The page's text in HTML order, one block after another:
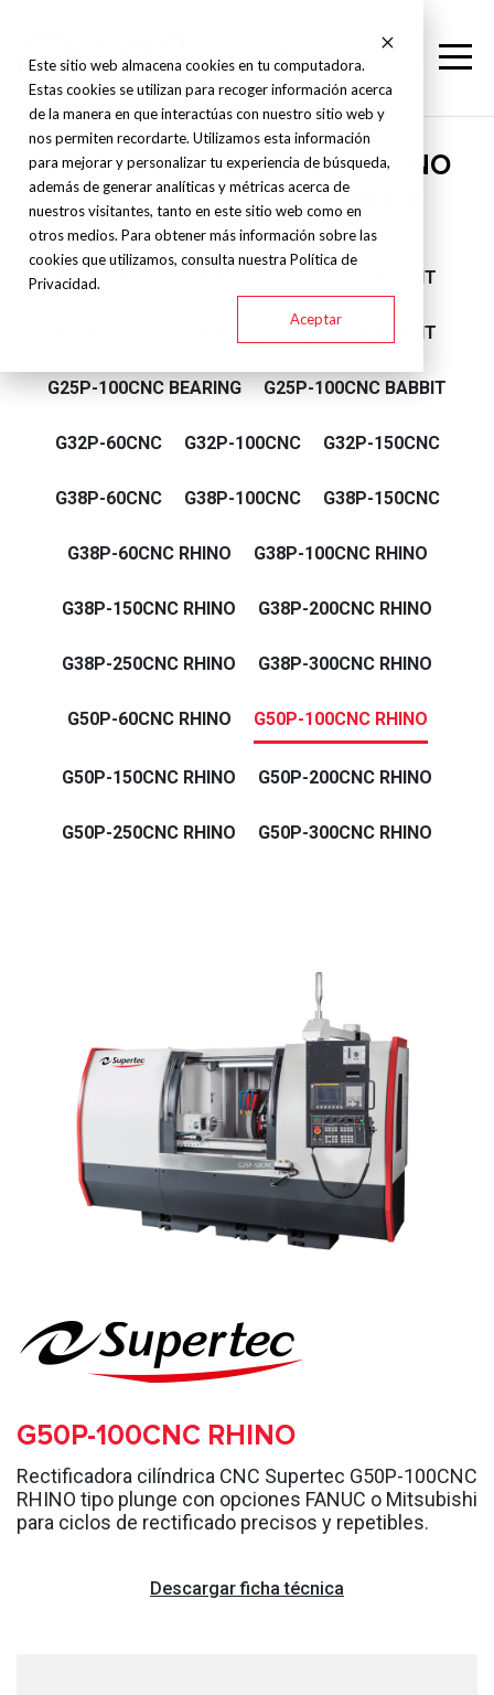
Este sitio web almacena cookies en tu computadora.
Estas cookies se utilizan para recoger información acerca
de la manera en que interactúas con nuestro sitio web y
nos permiten recordarte. Utilizamos esta información
para mejorar y personalizar tu experiencia de búsqueda,
además de generar analíticas y métricas acerca de
nuestros visitantes, tanto en este sitio web como en
otros medios. Para obtener más información sobre las
cookies que utilizamos, consulta nuestra Política de
Privacidad.
Aceptar
Supertec - CYLINDRICAL RHINO
CNC - Plunge Type Grinder
G25P-50CNC BEARING G25P-50CNC BABBIT
G25P-75CNC BABBIT
G25P-100CNC BEARING G25P-100CNC BABBIT
G32P-60CNC G32P-100CNC G32P-150CNC
G38P-60CNC G38P-100CNC G38P-150CNC
G38P-60CNC RHINO G38P-100CNC RHINO
G38P-150CNC RHINO G38P-200CNC RHINO
G38P-250CNC RHINO G38P-300CNC RHINO
G50P-60CNC RHINO G50P-100CNC RHINO
G50P-150CNC RHINO G50P-200CNC RHINO
G50P-250CNC RHINO G50P-300CNC RHINO
G50P-100CNC RHINO
Rectificadora cilíndrica CNC Supertec G50P-100CNC
RHINO tipo plunge con opciones FANUC o Mitsubishi
para ciclos de rectificado precisos y repetibles.
Descargar ficha técnica